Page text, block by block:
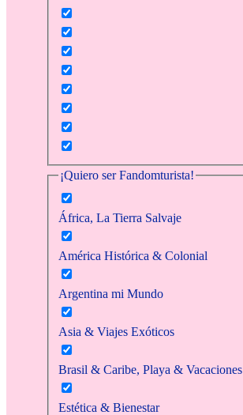
¡Quiero ser Fandomturista!
África, La Tierra Salvaje
América Histórica & Colonial
Argentina mi Mundo
Asia & Viajes Exóticos
Brasil & Caribe, Playa & Vacaciones
Estética & Bienestar